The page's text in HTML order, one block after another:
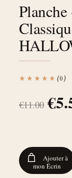
★★★★★(0)
€11.00 €
Ajouter à
mon Écrin